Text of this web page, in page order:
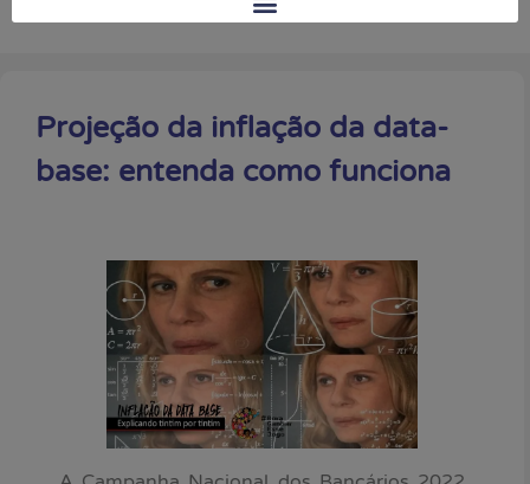
Projeção da inflação da data-
base: entenda como funciona